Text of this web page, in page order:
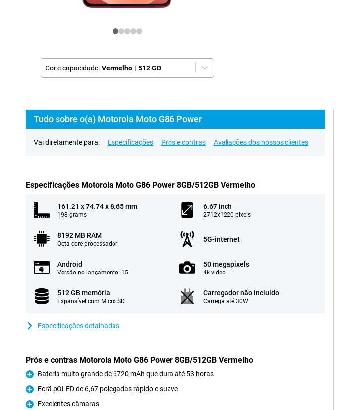
Cor e capacidade: Vermelho | 512 GB
Tudo sobre o(a) Motorola Moto G86 Power
Vai diretamente para: Especificações Prós e contras Avaliações dos nossos clientes
Especificações Motorola Moto G86 Power 8GB/512GB Vermelho
161.21 x 74.74 x 8.65 mm
198 grams
6.67 inch
2712x1220 pixels
8192 MB RAM
Octa-core processador
5G-internet
Android
Versão no lançamento: 15
50 megapixels
4k vídeo
512 GB memória
Expansível com Micro SD
Carregador não incluído
Carrega até 30W
Especificações detalhadas
Prós e contras Motorola Moto G86 Power 8GB/512GB Vermelho
Prós
Bateria muito grande de 6720 mAh que dura até 53 horas
Prós
Ecrã pOLED de 6,67 polegadas rápido e suave
Excelentes câmaras